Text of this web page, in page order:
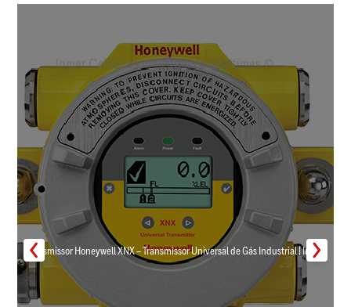
Transmissor Honeywell XNX – Transmissor Universal de Gás Industrial | Inmar